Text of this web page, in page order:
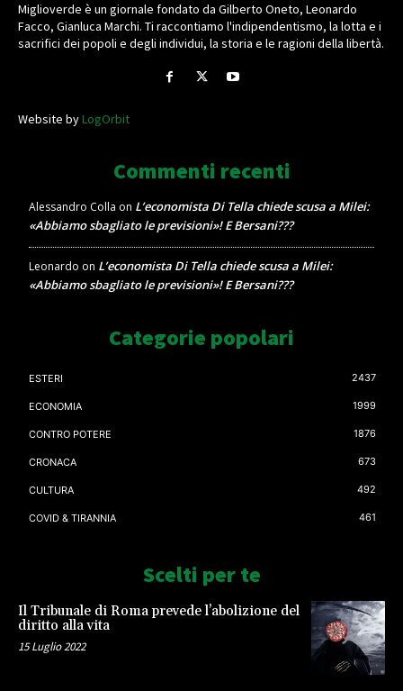
Miglioverde è un giornale fondato da Gilberto Oneto, Leonardo
Facco, Gianluca Marchi. Ti raccontiamo l'indipendentismo, la lotta e i
sacrifici dei popoli e degli individui, la storia e le ragioni della libertà.
Website byLogOrbit
Commenti recenti
Alessandro Colla on L’economista Di Tella chiede scusa a Milei:
«Abbiamo sbagliato le previsioni»! E Bersani???
Leonardo on L’economista Di Tella chiede scusa a Milei:
«Abbiamo sbagliato le previsioni»! E Bersani???
Categorie popolari
ESTERI 2437
ECONOMIA 1999
CONTRO POTERE 1876
CRONACA 673
CULTURA 492
COVID & TIRANNIA 461
Scelti per te
Il Tribunale di Roma prevede l’abolizione del
diritto alla vita
15 Luglio 2022